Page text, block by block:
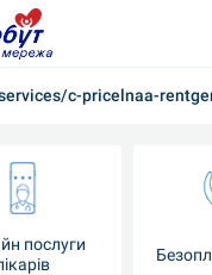
c-pricelnaa-
послуги